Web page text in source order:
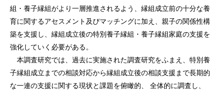
組・養子縁組がより一層推進されるよう、縁組成立前の十分な養
育に関するアセスメント及びマッチングに加え、親子の関係性構
築を支援し、縁組成立後の特別養子縁組・養子縁組家庭の支援を
強化していく必要がある。
本調査研究では、過去に実施された調査研究をふまえ、特別養
子縁組成立までの相談対応から縁組成立後の相談支援まで長期的
な一連の支援に関する現状と課題を俯瞰的、 全体的に調査し、